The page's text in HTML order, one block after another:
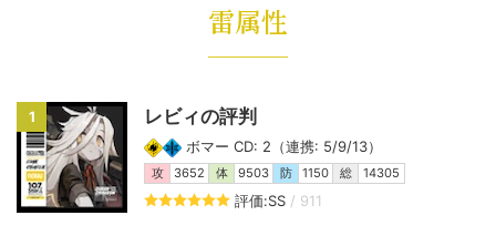
雷属性
1 レビィの評判
ボマー CD: 2（連携: 5/9/13）
攻 3652 体 9503 防 1150 総 14305
評価:SS / 911